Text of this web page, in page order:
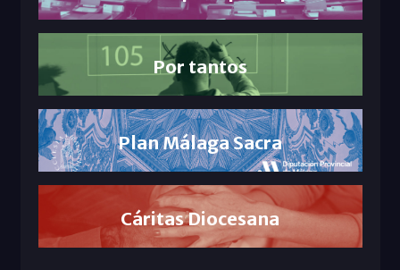
Por tantos
Plan Málaga Sacra
Cáritas Diocesana